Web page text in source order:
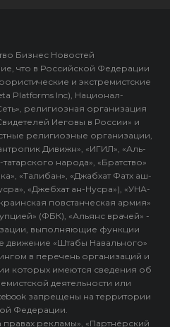
Бизнес Новостей
что в Российской Федерации
и экстремистские
Platforms Inc), Национал-
религиозная организация
Иеговы в России» и
религиозные организации,
Дивижн», «ИГИЛ», «Аль-
народа», «Братство»
«Талибан», «Джабхат Фатх аш-
«Джебхат ан-Нусра»), «УНА-
повстанческая армия»
(ФБК), «Альянс врачей» -
выполняющие функции
движение «Штабы Навального»
в перечень организаций и
которых имеются сведения об
деятельности или
запрещены на территории
Федерации.
рекламы», «Партнёрский